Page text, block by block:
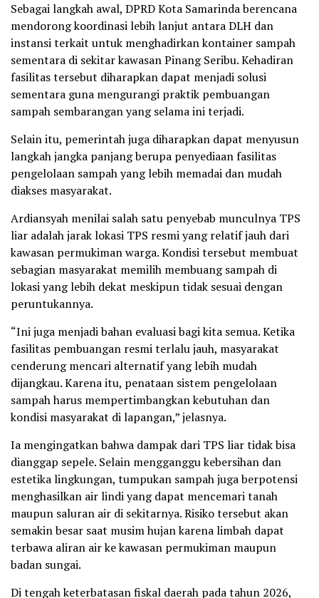
Sebagai langkah awal, DPRD Kota Samarinda berencana
mendorong koordinasi lebih lanjut antara DLH dan
instansi terkait untuk menghadirkan kontainer sampah
sementara di sekitar kawasan Pinang Seribu. Kehadiran
fasilitas tersebut diharapkan dapat menjadi solusi
sementara guna mengurangi praktik pembuangan
sampah sembarangan yang selama ini terjadi.
Selain itu, pemerintah juga diharapkan dapat menyusun
langkah jangka panjang berupa penyediaan fasilitas
pengelolaan sampah yang lebih memadai dan mudah
diakses masyarakat.
Ardiansyah menilai salah satu penyebab munculnya TPS
liar adalah jarak lokasi TPS resmi yang relatif jauh dari
kawasan permukiman warga. Kondisi tersebut membuat
sebagian masyarakat memilih membuang sampah di
lokasi yang lebih dekat meskipun tidak sesuai dengan
peruntukannya.
“Ini juga menjadi bahan evaluasi bagi kita semua. Ketika
fasilitas pembuangan resmi terlalu jauh, masyarakat
cenderung mencari alternatif yang lebih mudah
dijangkau. Karena itu, penataan sistem pengelolaan
sampah harus mempertimbangkan kebutuhan dan
kondisi masyarakat di lapangan,” jelasnya.
Ia mengingatkan bahwa dampak dari TPS liar tidak bisa
dianggap sepele. Selain mengganggu kebersihan dan
estetika lingkungan, tumpukan sampah juga berpotensi
menghasilkan air lindi yang dapat mencemari tanah
maupun saluran air di sekitarnya. Risiko tersebut akan
semakin besar saat musim hujan karena limbah dapat
terbawa aliran air ke kawasan permukiman maupun
badan sungai.
Di tengah keterbatasan fiskal daerah pada tahun 2026,